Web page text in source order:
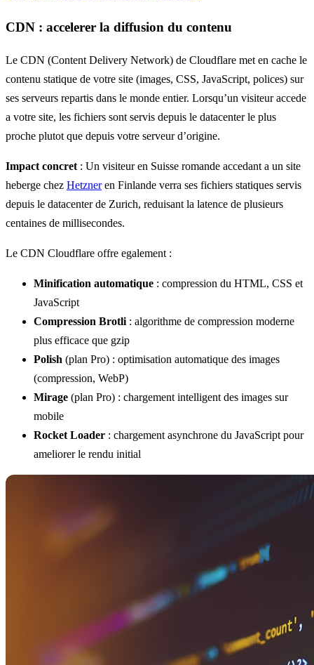
CDN : accelerer la diffusion du contenu
Le CDN (Content Delivery Network) de Cloudflare met en cache le
contenu statique de votre site (images, CSS, JavaScript, polices) sur
ses serveurs repartis dans le monde entier. Lorsqu’un visiteur accede
a votre site, les fichiers sont servis depuis le datacenter le plus
proche plutot que depuis votre serveur d’origine.
Impact concret: Un visiteur en Suisse romande accedant a un site
heberge chez Hetzneren Finlande verra ses fichiers statiques servis
depuis le datacenter de Zurich, reduisant la latence de plusieurs
centaines de millisecondes.
Le CDN Cloudflare offre egalement :
Minification automatique : compression du HTML, CSS et
JavaScript
Compression Brotli: algorithme de compression moderne
plus efficace que gzip
Polish (plan Pro) : optimisation automatique des images
(compression, WebP)
Mirage (plan Pro) : chargement intelligent des images sur
mobile
Rocket Loader : chargement asynchrone du JavaScript pour
ameliorer le rendu initial